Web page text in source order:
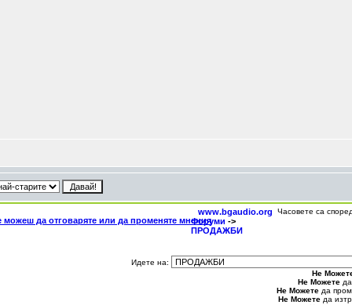
www.bgaudio.org
Форуми ->
ПРОДАЖБИ
Часовете са
Идете на:
Не
Не Можете
Не Можете да
Не Можете да